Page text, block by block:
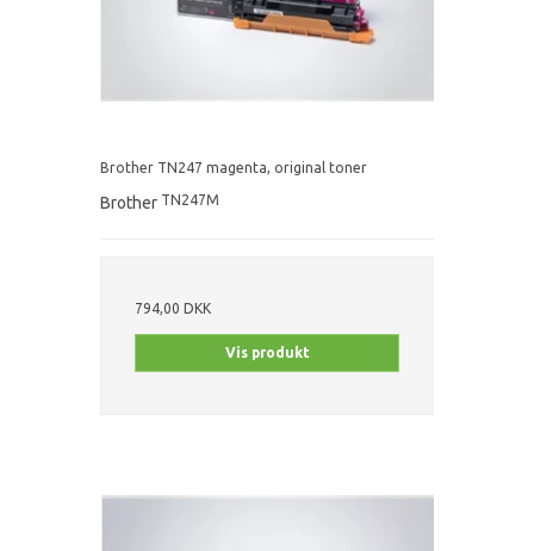
Brother TN247 magenta, original toner
Brother TN247M
794,00 DKK
Vis produkt